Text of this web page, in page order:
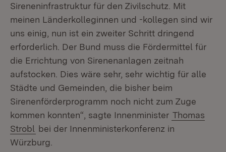
Sireneninfrastruktur für den Zivilschutz. Mit
meinen Länderkolleginnen und -kollegen sind wir
uns einig, nun ist ein zweiter Schritt dringend
erforderlich. Der Bund muss die Fördermittel für
die Errichtung von Sirenenanlagen zeitnah
aufstocken. Dies wäre sehr, sehr wichtig für alle
Städte und Gemeinden, die bisher beim
Sirenenförderprogramm noch nicht zum Zuge
kommen konnten“, sagte Innenminister Thomas
Strobl bei der Innenministerkonferenz in
Würzburg.